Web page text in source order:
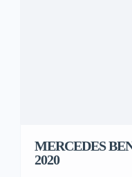
MERCEDES
2020